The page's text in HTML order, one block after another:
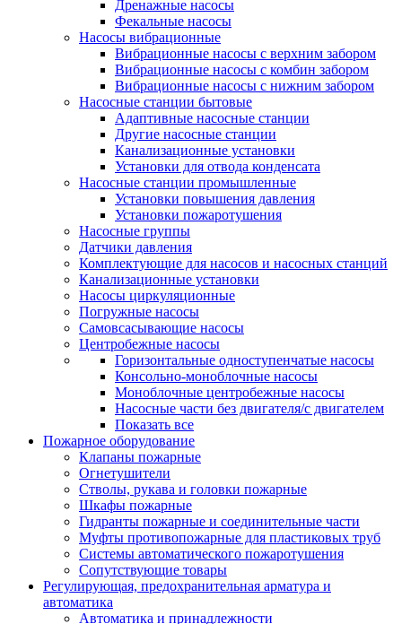
Дренажные насосы
Фекальные насосы
Насосы вибрационные
Вибрационные насосы с верхним забором
Вибрационные насосы с комбин забором
Вибрационные насосы с нижним забором
Насосные станции бытовые
Адаптивные насосные станции
Другие насосные станции
Канализационные установки
Установки для отвода конденсата
Насосные станции промышленные
Установки повышения давления
Установки пожаротушения
Насосные группы
Датчики давления
Комплектующие для насосов и насосных станций
Канализационные установки
Насосы циркуляционные
Погружные насосы
Самовсасывающие насосы
Центробежные насосы
Горизонтальные одноступенчатые насосы
Консольно-моноблочные насосы
Моноблочные центробежные насосы
Насосные части без двигателя/с двигателем
Показать все
Пожарное оборудование
Клапаны пожарные
Огнетушители
Стволы, рукава и головки пожарные
Шкафы пожарные
Гидранты пожарные и соединительные части
Муфты противопожарные для пластиковых труб
Системы автоматического пожаротушения
Сопутствующие товары
Регулирующая, предохранительная арматура и
автоматика
Автоматика и принадлежности